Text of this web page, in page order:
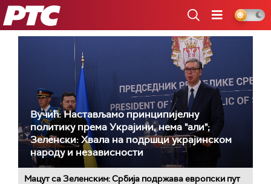
РТС
Вучић: Настављамо принципијелну
политику према Украјини, нема "али";
Зеленски: Хвала на подршци украјинском
народу и независности
Мацут са Зеленским: Србија подржава европски пут